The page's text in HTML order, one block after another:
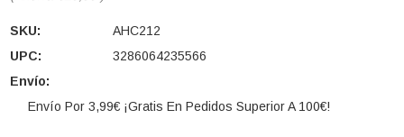
SKU:
AHC212
UPC:
3286064235566
Envío:
Envío Por 3,99€ ¡Gratis En Pedidos Superior A 100€!